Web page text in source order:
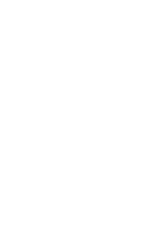
và ruột chăn bông